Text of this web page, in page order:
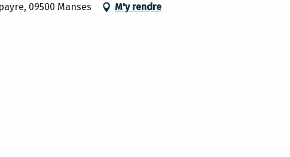
09500 Manses M'y rendre